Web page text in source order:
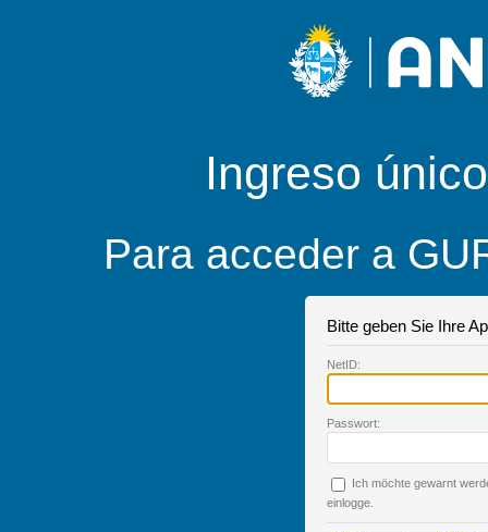
Ingreso
Para acceder a
Bitte geben Sie Ihre
NetID:
Passwort:
Ich möchte gewarnt
einlogge.